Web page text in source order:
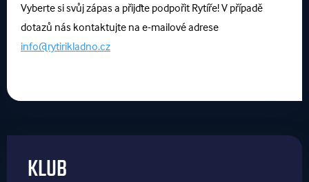
Vyberte si svůj zápas a přijďte podpořit Rytíře! V případě
dotazů nás kontaktujte na e-mailové adrese
info@rytirikladno.cz
KLUB